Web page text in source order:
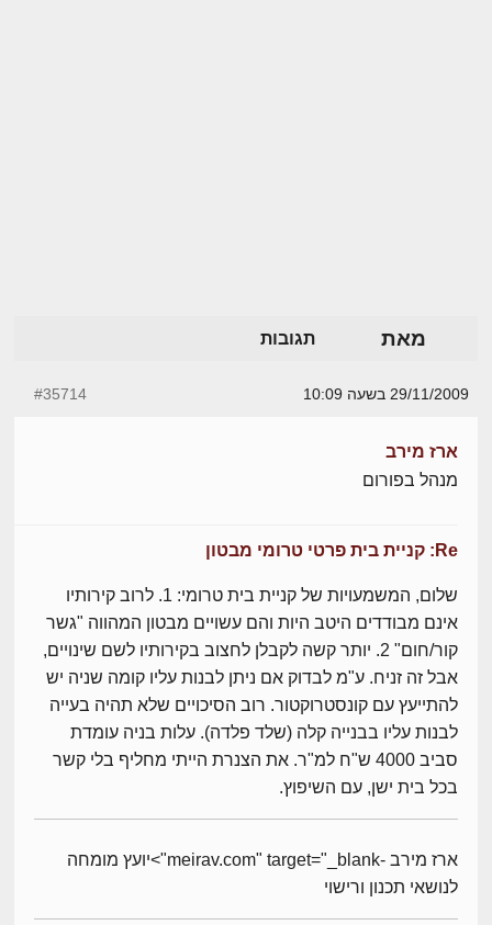
מאת תגובות
29/11/2009 בשעה 10:09 #35714
ארז מירב
מנהל בפורום
Re: קניית בית פרטי טרומי מבטון
שלום, המשמעויות של קניית בית טרומי: 1. לרוב קירותיו
אינם מבודדים היטב היות והם עשויים מבטון המהווה "גשר
קור/חום" 2. יותר קשה לקבלן לחצוב בקירותיו לשם שינויים,
אבל זה זניח. ע"מ לבדוק אם ניתן לבנות עליו קומה שניה יש
להתייעץ עם קונסטרוקטור. רוב הסיכויים שלא תהיה בעייה
לבנות עליו בבנייה קלה (שלד פלדה). עלות בניה עומדת
סביב 4000 ש"ח למ"ר. את הצנרת הייתי מחליף בלי קשר
בכל בית ישן, עם השיפוץ.
ארז מירב -meirav.com" target="_blank">יועץ מומחה
לנושאי תכנון ורישוי